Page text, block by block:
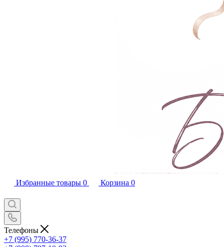
Избранные товары 0 Корзина 0
Телефоны
+7 (995) 770-36-37